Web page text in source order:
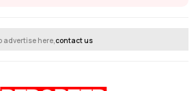
advertise here,contact us